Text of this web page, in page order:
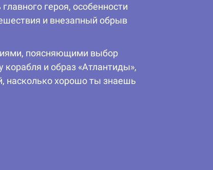
героя, особенности
и внезапный обрыв
поясняющими выбор
и образ «Атлантиды»,
насколько хорошо ты знаешь